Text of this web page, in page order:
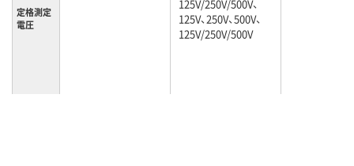
定格測定
電圧
125V/250V/500V、
125V、250V、500V、
125V/250V/500V